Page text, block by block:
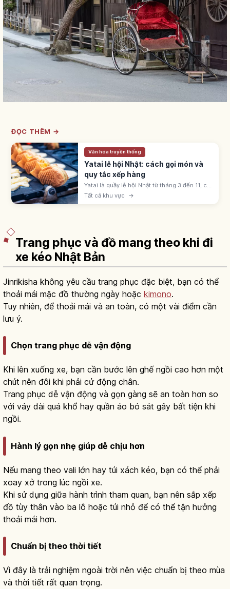
ĐỌC THÊM →
Văn hóa truyền thống
Yatai lễ hội Nhật: cách gọi món và
quy tắc xếp hàng
Yatai là quầy lễ hội Nhật từ tháng 3 đến 11, có
ringo-ame, yakisoba, takoyaki, kakigōri. Giá
300-500 yên; xếp hàng theo thứ tự và dịch
Tất cả khu vực →
Trang phục và đồ mang theo khi đi
xe kéo Nhật Bản
Jinrikisha không yêu cầu trang phục đặc biệt, bạn có thể
thoải mái mặc đồ thường ngày hoặc kimono.
Tuy nhiên, để thoải mái và an toàn, có một vài điểm cần
lưu ý.
Chọn trang phục dễ vận động
Khi lên xuống xe, bạn cần bước lên ghế ngồi cao hơn một
chút nên đôi khi phải cử động chân.
Trang phục dễ vận động và gọn gàng sẽ an toàn hơn so
với váy dài quá khổ hay quần áo bó sát gây bất tiện khi
ngồi.
Hành lý gọn nhẹ giúp dễ chịu hơn
Nếu mang theo vali lớn hay túi xách kéo, bạn có thể phải
xoay xở trong lúc ngồi xe.
Khi sử dụng giữa hành trình tham quan, bạn nên sắp xếp
đồ tùy thân vào ba lô hoặc túi nhỏ để có thể tận hưởng
thoải mái hơn.
Chuẩn bị theo thời tiết
Vì đây là trải nghiệm ngoài trời nên việc chuẩn bị theo mùa
và thời tiết rất quan trọng.